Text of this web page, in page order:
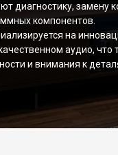
диагностику, замену
компонентов.
на
аудио, что
и внимания к